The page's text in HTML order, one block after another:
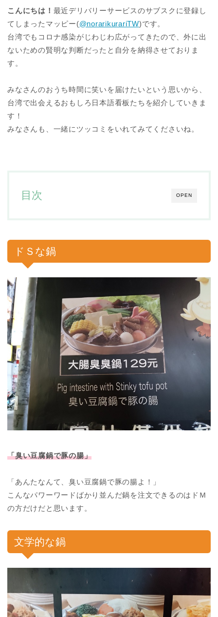
こんにちは！ 最近デリバリーサービスのサブスクに登録し
てしまったマッピー(@norarikurariTW)です。
台湾でもコロナ感染がじわじわ広がってきたので、外に出
ないための賢明な判断だったと自分を納得させておりま
す。
みなさんのおうち時間に笑いを届けたいという思いから、
台湾で出会えるおもしろ日本語看板たちを紹介していきま
す！
みなさんも、一緒にツッコミをいれてみてくださいね。
OPEN
目次
ドＳな鍋
「臭い豆腐鍋で豚の腸」
「あんたなんて、臭い豆腐鍋で豚の腸よ！」
こんなパワーワードばかり並んだ鍋を注文できるのはドＭ
の方だけだと思います。
文学的な鍋